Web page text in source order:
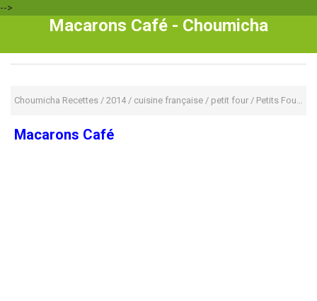
-->
Macarons Café - Choumicha
Choumicha Recettes / 2014/ cuisine française / petit four / Petits Fours
Macarons Café